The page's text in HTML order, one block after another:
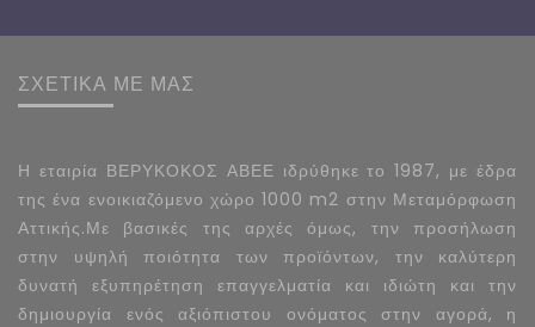
ΣΧΕΤΙΚΑ ΜΕ ΜΑΣ
Η εταιρία ΒΕΡΥΚΟΚΟΣ ΑΒΕΕ ιδρύθηκε το 1987, με έδρα
της ένα ενοικιαζόμενο χώρο 1000 m2 στην Μεταμόρφωση
Αττικής.Με βασικές της αρχές όμως, την προσήλωση
στην υψηλή ποιότητα των προϊόντων, την καλύτερη
δυνατή εξυπηρέτηση επαγγελματία και ιδιώτη και την
δημιουργία ενός αξιόπιστου ονόματος στην αγορά, η